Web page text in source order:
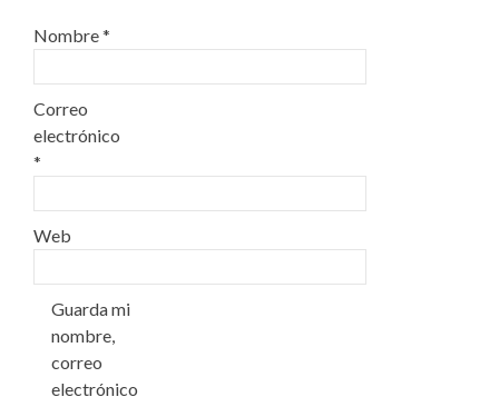
Nombre*
Correo
electrónico
*
Web
Guarda mi
nombre,
correo
electrónico